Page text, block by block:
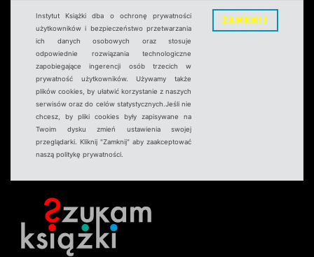
Instytut Książki dba o ochronę prywatności
użytkowników i bezpieczeństwo przetwarzania
ich danych osobowych oraz stosuje
odpowiednie rozwiązania technologiczne
zapobiegające ingerencji osób trzecich w
prywatność użytkowników. Używamy także
plików cookies, by ułatwić korzystanie z naszych
serwisów oraz do celów statystycznych.Jeśli nie
chcesz, by pliki cookies były zapisywane na
Twoim dysku zmień ustawienia swojej
przeglądarki. Kliknij "Zamknij" aby zaakceptować
naszą politykę prywatności.
ZAMKNIJ